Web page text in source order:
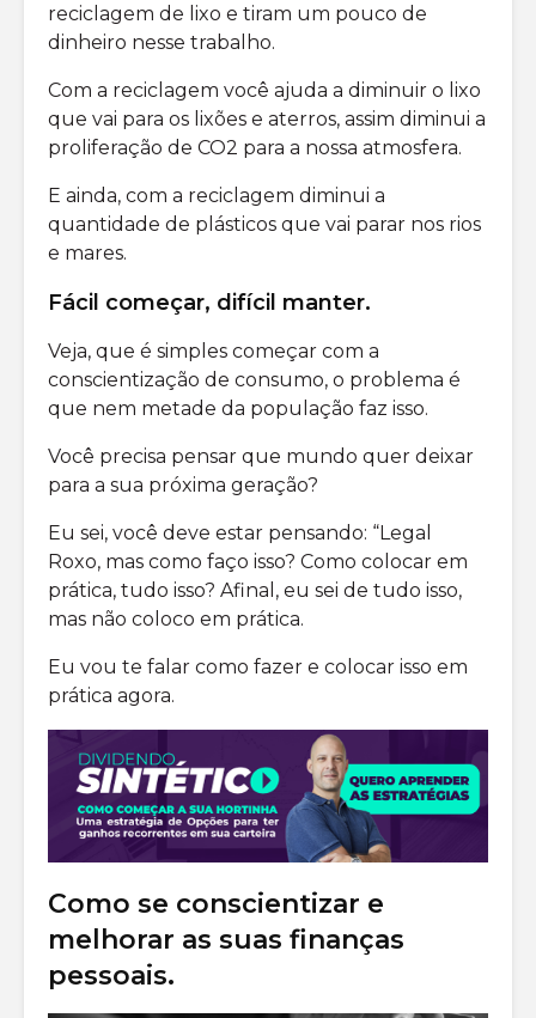
reciclagem de lixo e tiram um pouco de
dinheiro nesse trabalho.
Com a reciclagem você ajuda a diminuir o lixo
que vai para os lixões e aterros, assim diminui a
proliferação de CO2 para a nossa atmosfera.
E ainda, com a reciclagem diminui a
quantidade de plásticos que vai parar nos rios
e mares.
Fácil começar, difícil manter.
Veja, que é simples começar com a
conscientização de consumo, o problema é
que nem metade da população faz isso.
Você precisa pensar que mundo quer deixar
para a sua próxima geração?
Eu sei, você deve estar pensando: “Legal
Roxo, mas como faço isso? Como colocar em
prática, tudo isso? Afinal, eu sei de tudo isso,
mas não coloco em prática.
Eu vou te falar como fazer e colocar isso em
prática agora.
Como se conscientizar e
melhorar as suas finanças
pessoais.